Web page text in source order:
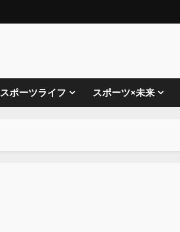
スポーツライフ スポーツ×未来